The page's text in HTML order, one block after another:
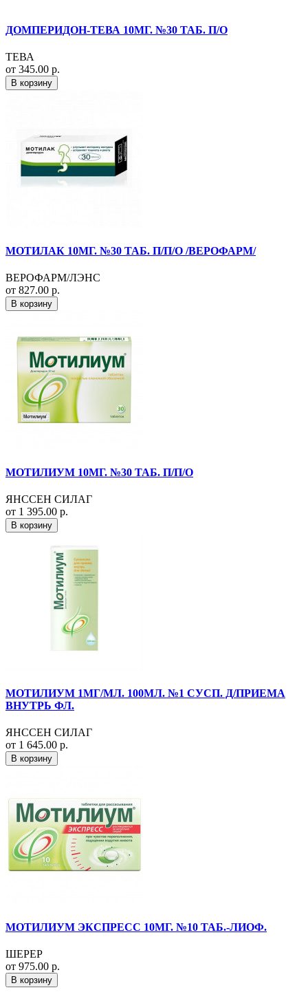
ДОМПЕРИДОН-ТЕВА 10МГ. №30 ТАБ. П/О
ТЕВА
от 345.00 р.
В корзину
МОТИЛАК 10МГ. №30 ТАБ. П/П/О /ВЕРОФАРМ/
ВЕРОФАРМ/ЛЭНС
от 827.00 р.
В корзину
МОТИЛИУМ 10МГ. №30 ТАБ. П/П/О
ЯНССЕН СИЛАГ
от 1 395.00 р.
В корзину
МОТИЛИУМ 1МГ/МЛ. 100МЛ. №1 СУСП. Д/ПРИЕМА
ВНУТРЬ ФЛ.
ЯНССЕН СИЛАГ
от 1 645.00 р.
В корзину
МОТИЛИУМ ЭКСПРЕСС 10МГ. №10 ТАБ.-ЛИОФ.
ШЕРЕР
от 975.00 р.
В корзину